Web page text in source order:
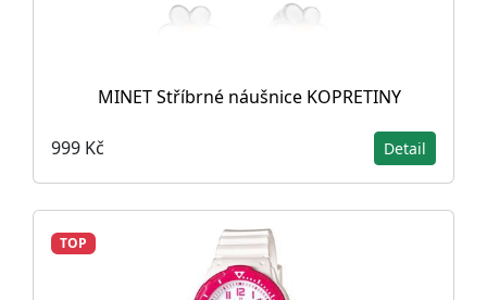
MINET Stříbrné náušnice KOPRETINY
999 Kč Detail
TOP